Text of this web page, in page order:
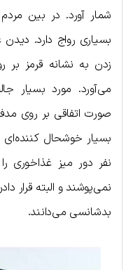
شمار آورد. در بین
بسیاری رواج دارد.
زدن به نشانه قرمز بر
می‌آورد. مورد بسیار
صورت اتفاقی بر روی
نفر دور میز غذاخوری
نمی‌پوشند و البته قرار
بدشانسی می‌دانند.